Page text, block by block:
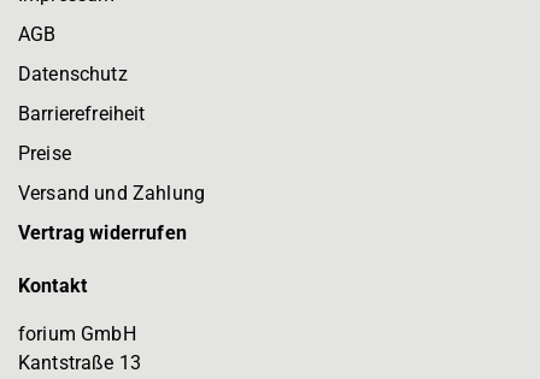
AGB
Datenschutz
Barrierefreiheit
Preise
Versand und Zahlung
Vertrag widerrufen
Kontakt
forium GmbH
Kantstraße 13